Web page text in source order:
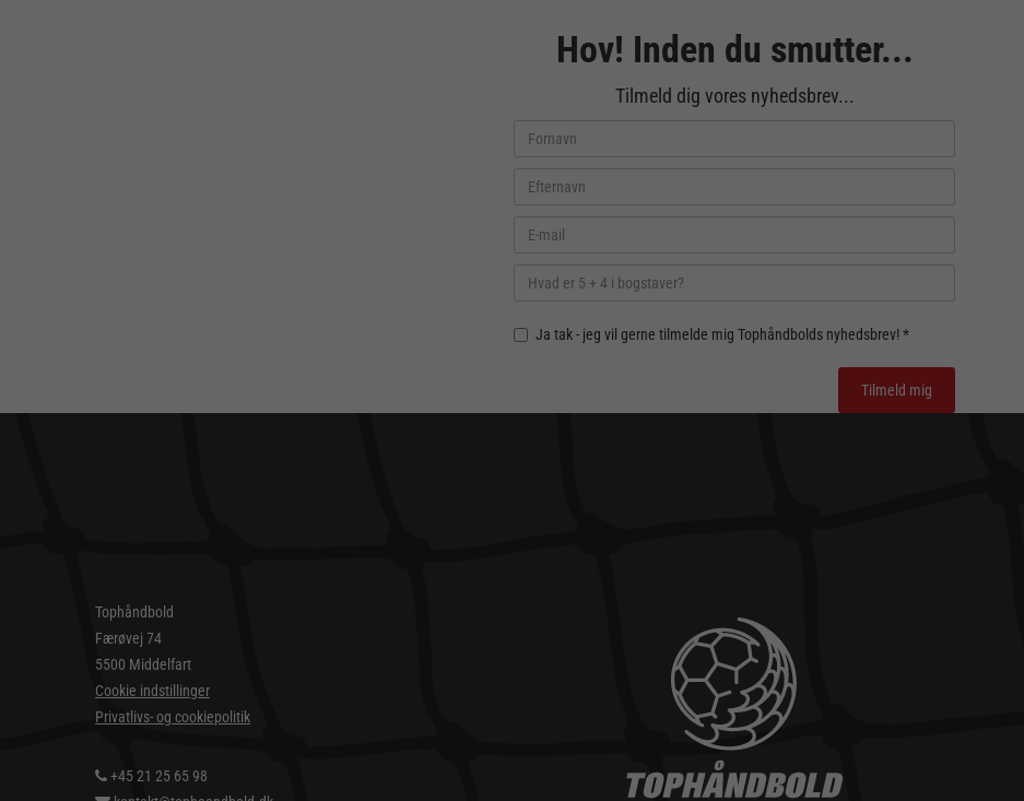
Hov! Inden du smutter...
Tilmeld dig vores nyhedsbrev...
Ja tak - jeg vil gerne tilmelde mig Tophåndbolds nyhedsbrev! *
Tophåndbold
Færøvej 74
5500 Middelfart
Cookie indstillinger
Privatlivs- og cookiepolitik
+45 21 25 65 98